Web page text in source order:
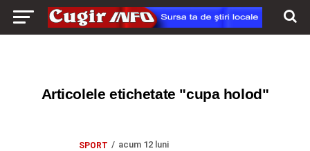
Articolele etichetate "cupa holod"
SPORT acum 12 luni